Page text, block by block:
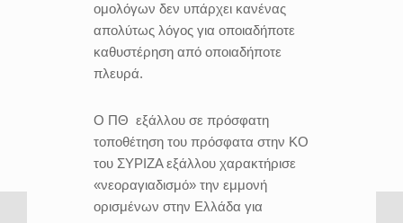
ομολόγων δεν υπάρχει κανένας
απολύτως λόγος για οποιαδήποτε
καθυστέρηση από οποιαδήποτε
πλευρά.
Ο ΠΘ εξάλλου σε πρόσφατη
τοποθέτηση του πρόσφατα στην ΚΟ
του ΣΥΡΙΖΑ εξάλλου χαρακτήρισε
«νεοραγιαδισμό» την εμμονή
ορισμένων στην Ελλάδα για